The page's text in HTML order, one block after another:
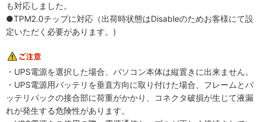
も対応しました。
●TPM2.0チップに対応（出荷時状態はDisableのためお客様にて設
定いただく必要があります。)
・UPS電源を選択した場合、パソコン本体は縦置きに出来ません。
・UPS電源用バッテリを垂直方向に取り付けた場合、フレームとバ
ッテリパックの接合部に荷重がかかり、コネクタ破損が生じて液漏
れが発生する危険性があります。